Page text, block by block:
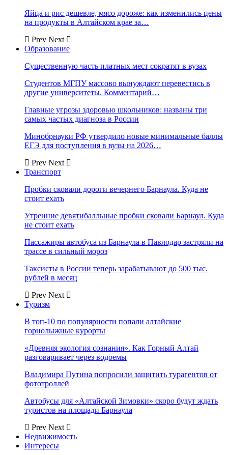
Яйца и рис дешевле, мясо дороже: как изменились цены
на продукты в Алтайском крае за…
Prev Next
Образование
Существенную часть платных мест сократят в вузах
Студентов МГПУ массово вынуждают перевестись в
другие университеты. Комментарий…
Главные угрозы здоровью школьников: названы три
самых частых диагноза в России
Минобрнауки РФ утвердило новые минимальные баллы
ЕГЭ для поступления в вузы на 2026…
Prev Next
Транспорт
Пробки сковали дороги вечернего Барнаула. Куда не
стоит ехать
Утренние девятибалльные пробки сковали Барнаул. Куда
не стоит ехать
Пассажиры автобуса из Барнаула в Павлодар застряли на
трассе в сильный мороз
Таксисты в России теперь зарабатывают до 500 тыс.
рублей в месяц
Prev Next
Туризм
В топ-10 по популярности попали алтайские
горнолыжные курорты
«Древняя экология сознания». Как Горный Алтай
разговаривает через водоемы
Владимира Путина попросили защитить турагентов от
фототроллей
Автобусы для «Алтайской Зимовки» скоро будут ждать
туристов на площади Барнаула
Prev Next
Недвижимость
Интересы